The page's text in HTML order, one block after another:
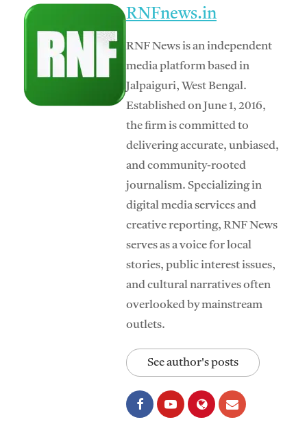
RNFnews.in
RNF News is an independent
media platform based in
Jalpaiguri, West Bengal.
Established on June 1, 2016,
the firm is committed to
delivering accurate, unbiased,
and community-rooted
journalism. Specializing in
digital media services and
creative reporting, RNF News
serves as a voice for local
stories, public interest issues,
and cultural narratives often
overlooked by mainstream
outlets.
See author's posts